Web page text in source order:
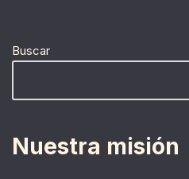
Buscar
Nuestra misión